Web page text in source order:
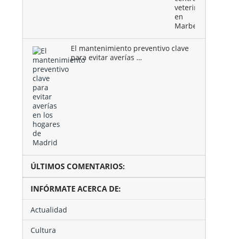
veterinario
en
Marbella
El mantenimiento preventivo clave
para evitar averías …
ÚLTIMOS COMENTARIOS:
INFÓRMATE ACERCA DE:
Actualidad
Cultura